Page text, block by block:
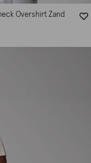
Overshirt Zand